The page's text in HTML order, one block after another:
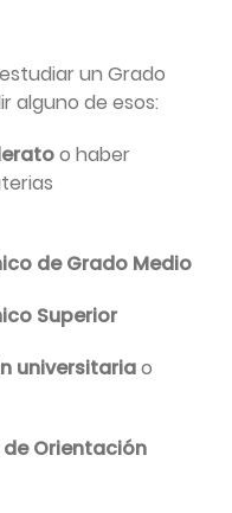
un Grado
alguno de esos:
o haber
de Grado Medio
Superior
universitariao
Orientación